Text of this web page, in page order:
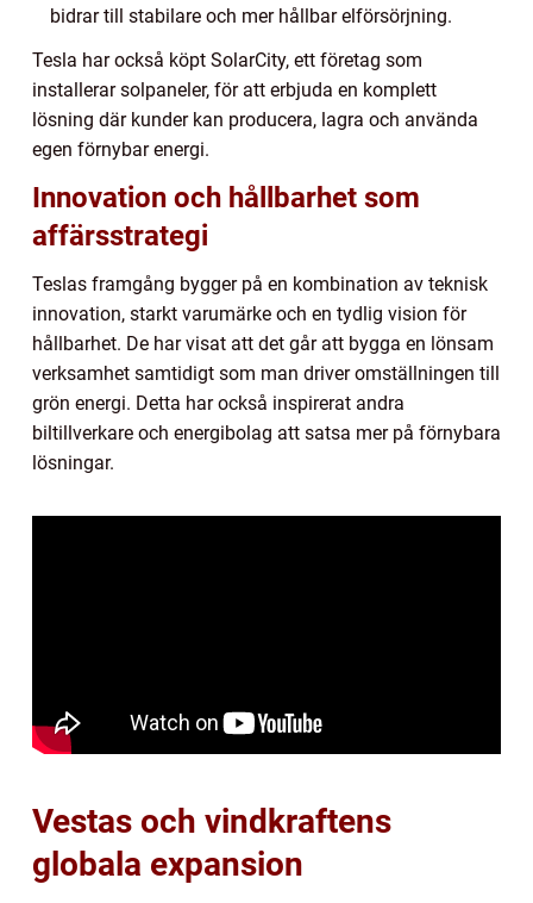
bidrar till stabilare och mer hållbar elförsörjning.
Tesla har också köpt SolarCity, ett företag som
installerar solpaneler, för att erbjuda en komplett
lösning där kunder kan producera, lagra och använda
egen förnybar energi.
Innovation och hållbarhet som
affärsstrategi
Teslas framgång bygger på en kombination av teknisk
innovation, starkt varumärke och en tydlig vision för
hållbarhet. De har visat att det går att bygga en lönsam
verksamhet samtidigt som man driver omställningen till
grön energi. Detta har också inspirerat andra
biltillverkare och energibolag att satsa mer på förnybara
lösningar.
Vestas och vindkraftens
globala expansion